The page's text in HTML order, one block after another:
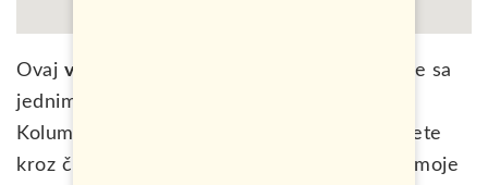
Ovaj vodič za putovanje u Kolumbiju
pisan je sa
jednim ciljem. Da vas nagovori da odete u
Kolumbiju. Šalim se. Mada, činjenica je da ćete
kroz čitanje ovog teksta, vjerovatno osjetiti moje